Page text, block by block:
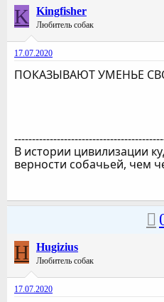
K Kingfisher
Любитель собак
17.07.2020
ПОКАЗЫВАЮТ УМЕНЬЕ
В истории цивилизации
верности собачьей, чем
H Hugizius
Любитель собак
17.07.2020